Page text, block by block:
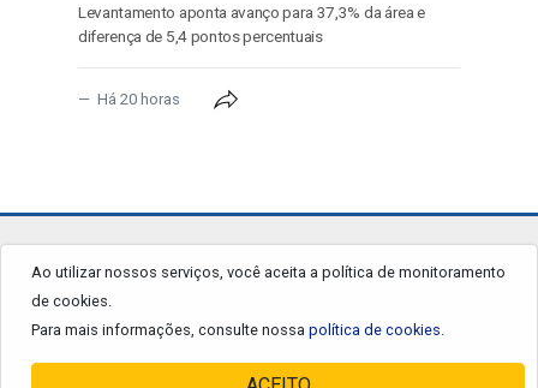
Levantamento aponta avanço para 37,3% da área e
diferença de 5,4 pontos percentuais
Há 20 horas
Ao utilizar nossos serviços, você aceita a política de monitoramento
de cookies.
Para mais informações, consulte nossa política de cookies.
jornalgrandourados.com.br